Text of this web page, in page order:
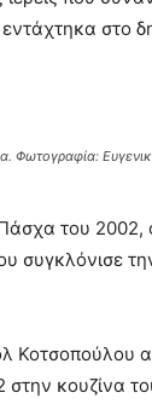
στο
Φωτογραφία:
του
συγκλόνισε
κουζίνα